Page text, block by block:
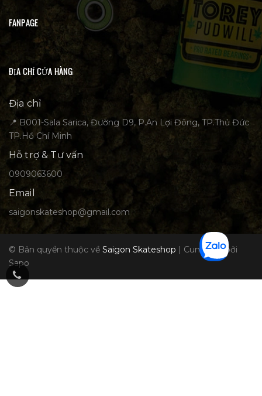
FANPAGE
ĐỊA CHỈ CỬA HÀNG
Địa chỉ
📍 B001-Sala Sarica, Đường D9, P.An Lợi Đông, TP.Thủ Đức
TP.Hồ Chí Minh
Hỗ trợ & Tư vấn
0909063600
Email
saigonskateshop@gmail.com
© Bản quyền thuộc về Saigon Skateshop | Cung cấp bởi
Sapo